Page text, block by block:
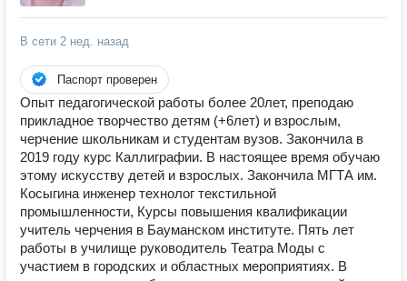
В сети 2 нед. назад
Паспорт проверен
Опыт педагогической работы более 20лет, преподаю
прикладное творчество детям (+6лет) и взрослым,
черчение школьникам и студентам вузов. Закончила в
2019 году курс Каллиграфии. В настоящее время обучаю
этому искусству детей и взрослых. Закончила МГТА им.
Косыгина инженер технолог текстильной
промышленности, Курсы повышения квалификации
учитель черчения в Бауманском институте. Пять лет
работы в училище руководитель Театра Моды с
участием в городских и областных мероприятиях. В